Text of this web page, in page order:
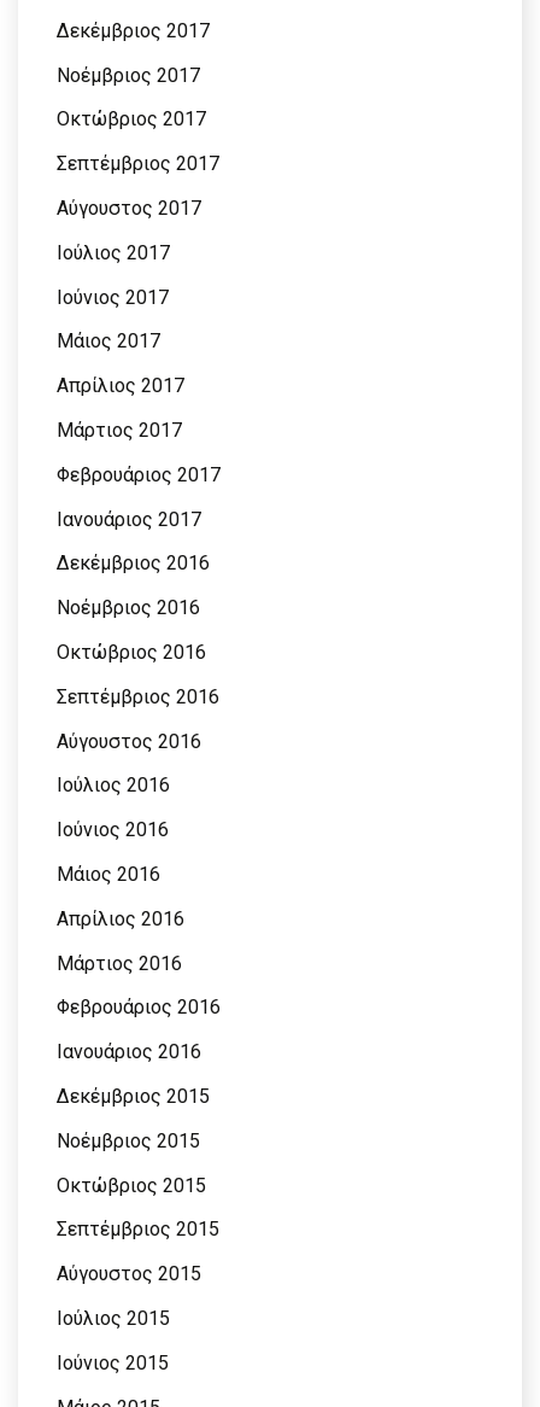
Δεκέμβριος 2017
Νοέμβριος 2017
Οκτώβριος 2017
Σεπτέμβριος 2017
Αύγουστος 2017
Ιούλιος 2017
Ιούνιος 2017
Μάιος 2017
Απρίλιος 2017
Μάρτιος 2017
Φεβρουάριος 2017
Ιανουάριος 2017
Δεκέμβριος 2016
Νοέμβριος 2016
Οκτώβριος 2016
Σεπτέμβριος 2016
Αύγουστος 2016
Ιούλιος 2016
Ιούνιος 2016
Μάιος 2016
Απρίλιος 2016
Μάρτιος 2016
Φεβρουάριος 2016
Ιανουάριος 2016
Δεκέμβριος 2015
Νοέμβριος 2015
Οκτώβριος 2015
Σεπτέμβριος 2015
Αύγουστος 2015
Ιούλιος 2015
Ιούνιος 2015